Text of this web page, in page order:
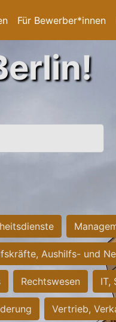
Für Bewerber*innen
Aushilfs- und
Rechtswesen IT,
Vertrieb,